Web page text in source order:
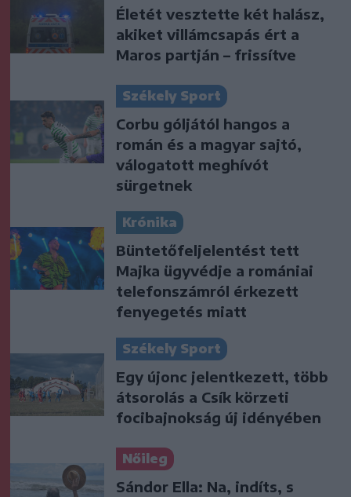
Életét vesztette két halász,
akiket villámcsapás ért a
Maros partján – frissítve
Székely Sport
Corbu góljától hangos a
román és a magyar sajtó,
válogatott meghívót
sürgetnek
Krónika
Büntetőfeljelentést tett
Majka ügyvédje a romániai
telefonszámról érkezett
fenyegetés miatt
Székely Sport
Egy újonc jelentkezett, több
átsorolás a Csík körzeti
focibajnokság új idényében
Nőileg
Sándor Ella: Na, indíts, s